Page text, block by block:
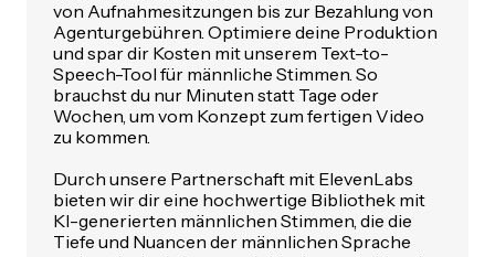
von Aufnahmesitzungen bis zur Bezahlung von
Agenturgebühren. Optimiere deine Produktion
und spar dir Kosten mit unserem Text-to-
Speech-Tool für männliche Stimmen. So
brauchst du nur Minuten statt Tage oder
Wochen, um vom Konzept zum fertigen Video
zu kommen.
Durch unsere Partnerschaft mit ElevenLabs
bieten wir dir eine hochwertige Bibliothek mit
KI-generierten männlichen Stimmen, die die
Tiefe und Nuancen der männlichen Sprache